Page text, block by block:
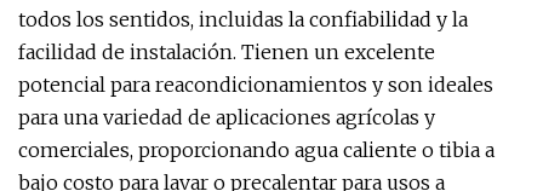
todos los sentidos, incluidas la confiabilidad y la
facilidad de instalación. Tienen un excelente
potencial para reacondicionamientos y son ideales
para una variedad de aplicaciones agrícolas y
comerciales, proporcionando agua caliente o tibia a
bajo costo para lavar o precalentar para usos a